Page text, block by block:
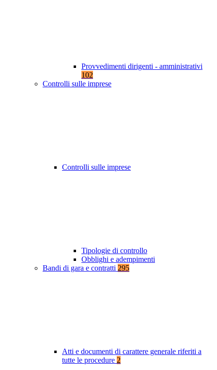
Provvedimenti dirigenti - amministrativi
102
Controlli sulle imprese
Controlli sulle imprese
Tipologie di controllo
Obblighi e adempimenti
Bandi di gara e contratti 295
Atti e documenti di carattere generale riferiti a
tutte le procedure 2